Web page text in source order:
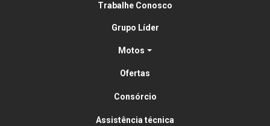
Trabalhe Conosco
Grupo Líder
Motos
Ofertas
Consórcio
Assistência técnica